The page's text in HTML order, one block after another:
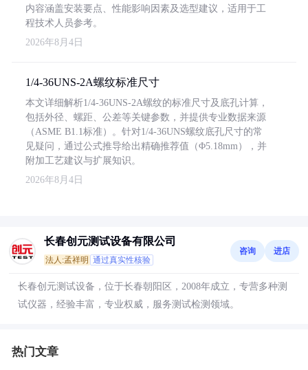
内容涵盖安装要点、性能影响因素及选型建议，适用于工
程技术人员参考。
2026年8月4日
1/4-36UNS-2A螺纹标准尺寸
本文详细解析1/4-36UNS-2A螺纹的标准尺寸及底孔计算，
包括外径、螺距、公差等关键参数，并提供专业数据来源
（ASME B1.1标准）。针对1/4-36UNS螺纹底孔尺寸的常
见疑问，通过公式推导给出精确推荐值（Φ5.18mm），并
附加工艺建议与扩展知识。
2026年8月4日
长春创元测试设备有限公司
法人:孟祥明 通过真实性核验
咨询 进店
长春创元测试设备，位于长春朝阳区，2008年成立，专营多种测
试仪器，经验丰富，专业权威，服务测试检测领域。
热门文章